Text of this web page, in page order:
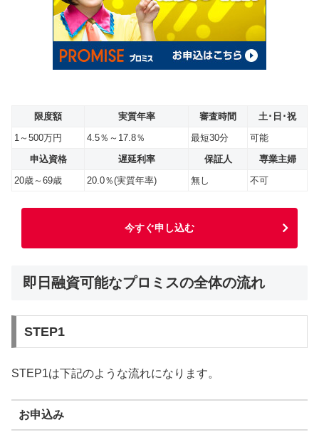
限度額 実質年率 審査時間
土･日･祝
1～500万円
4.5％～17.8％ 最短30分
可能
申込資格
遅延利率 保証人
専業主婦
20歳～69歳
20.0％(実質年率) 無し 不可
今すぐ申し込む
即日融資可能なプロミスの全体の流れ
STEP1
STEP1は下記のような流れになります。
お申込み